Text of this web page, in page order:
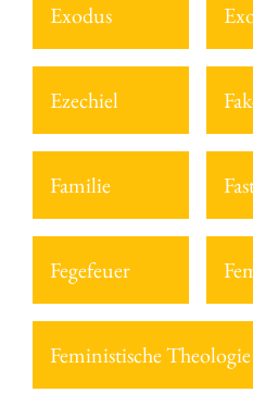
Exodus
Ezechiel
Familie
Fegefeuer
Feministische Theologie